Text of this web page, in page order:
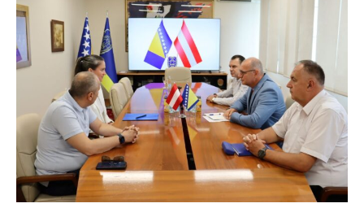
Info
Kontakt
Impressum